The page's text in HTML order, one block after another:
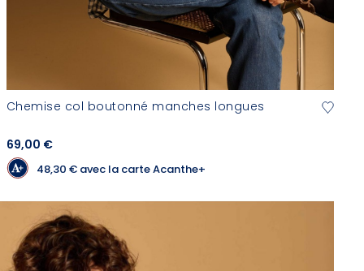
Chemise col boutonné manches longues
69,00 €
48,30 € avec la carte Acanthe+